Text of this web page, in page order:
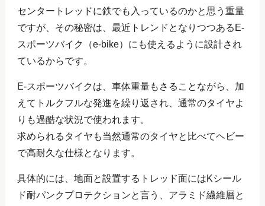
センタートレッドに鉄でも入っているのかと思う重量
ですが、その秘密は、最近トレンドとなりつつあるE-
スポーツバイク（e-bike）にも使えるように設計され
ているからです。
E-スポーツバイクは、車体重量もさることながら、加
えてトルクフルな発進を繰り返され、通常のタイヤよ
りも過酷な状況で使われます。
求められるタイヤも当然通常のタイヤと比べてヘビー
で高耐久な仕様となります。
具体的には、地面と設置するトレッド面にはKシール
ド耐パンクプロテクションと言う、アラミド繊維層と